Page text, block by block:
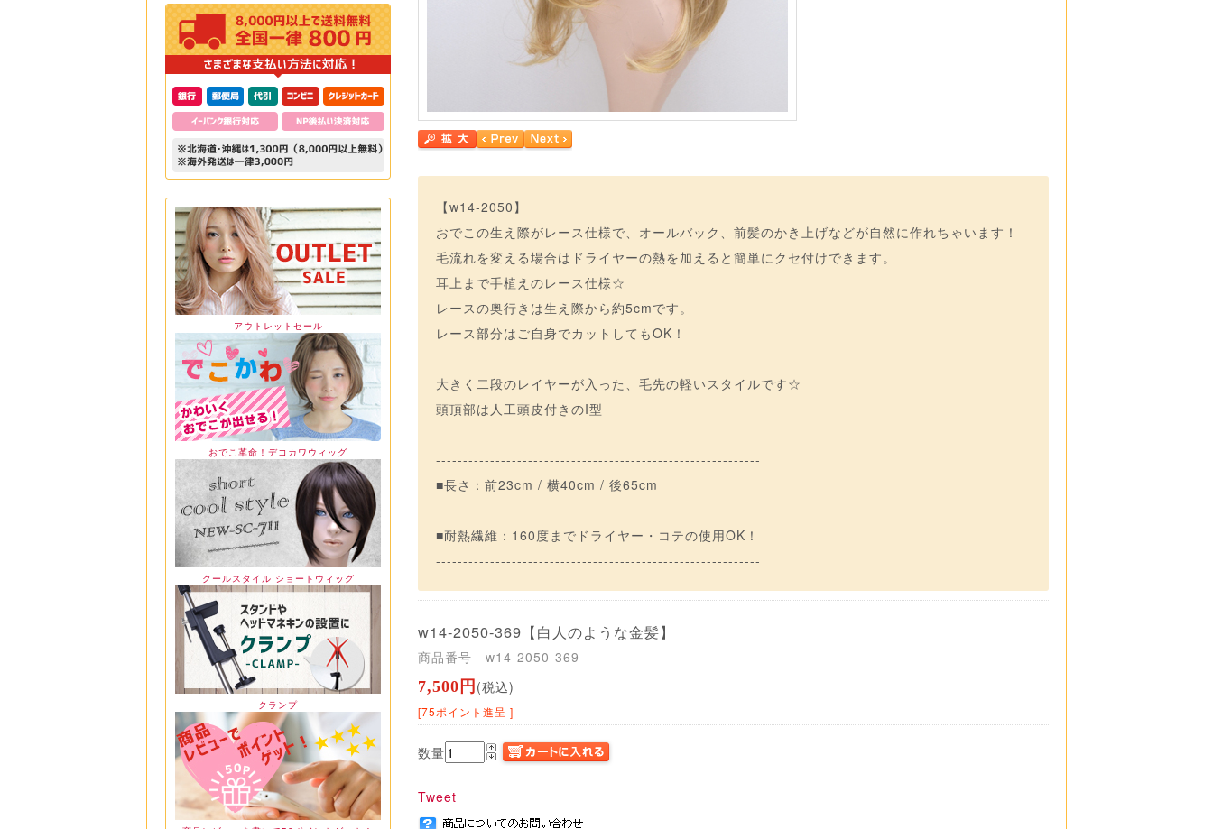
アウトレットセール
おでこ革命！デコカワウィッグ
クールスタイル ショートウィッグ
クランプ
【w14-2050】
おでこの生え際がレース仕様で、オールバック、前髪のかき上げなどが自然に作れちゃいます！
毛流れを変える場合はドライヤーの熱を加えると簡単にクセ付けできます。
耳上まで手植えのレース仕様☆
レースの奥行きは生え際から約5cmです。
レース部分はご自身でカットしてもOK！
大きく二段のレイヤーが入った、毛先の軽いスタイルです☆
頭頂部は人工頭皮付きのI型
------------------------------------------------------------
■長さ：前23cm / 横40cm / 後65cm
■耐熱繊維：160度までドライヤー・コテの使用OK！
------------------------------------------------------------
w14-2050-369 【白人のような金髪】
商品番号 w14-2050-369
7,500円 (税込)
[75ポイント進呈 ]
数量
Tweet